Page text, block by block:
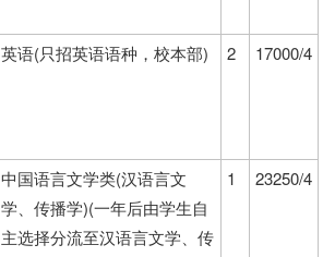
英语(只招英语语种，校本部) 2 17000/4
中国语言文学类(汉语言文
学、传播学)(一年后由学生自
主选择分流至汉语言文学、传
1 23250/4